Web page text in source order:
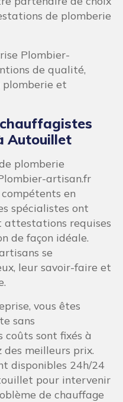
de plomberie
Plombier-
de qualité,
plomberie et
Autouillet
plomberie
artisan.fr
en
spécialistes ont
attestations requises
de façon idéale.
se
leur savoir-faire et
vous êtes
sans
coûts sont fixés à
des meilleurs prix.
disponibles 24h/24
pour intervenir
de chauffage